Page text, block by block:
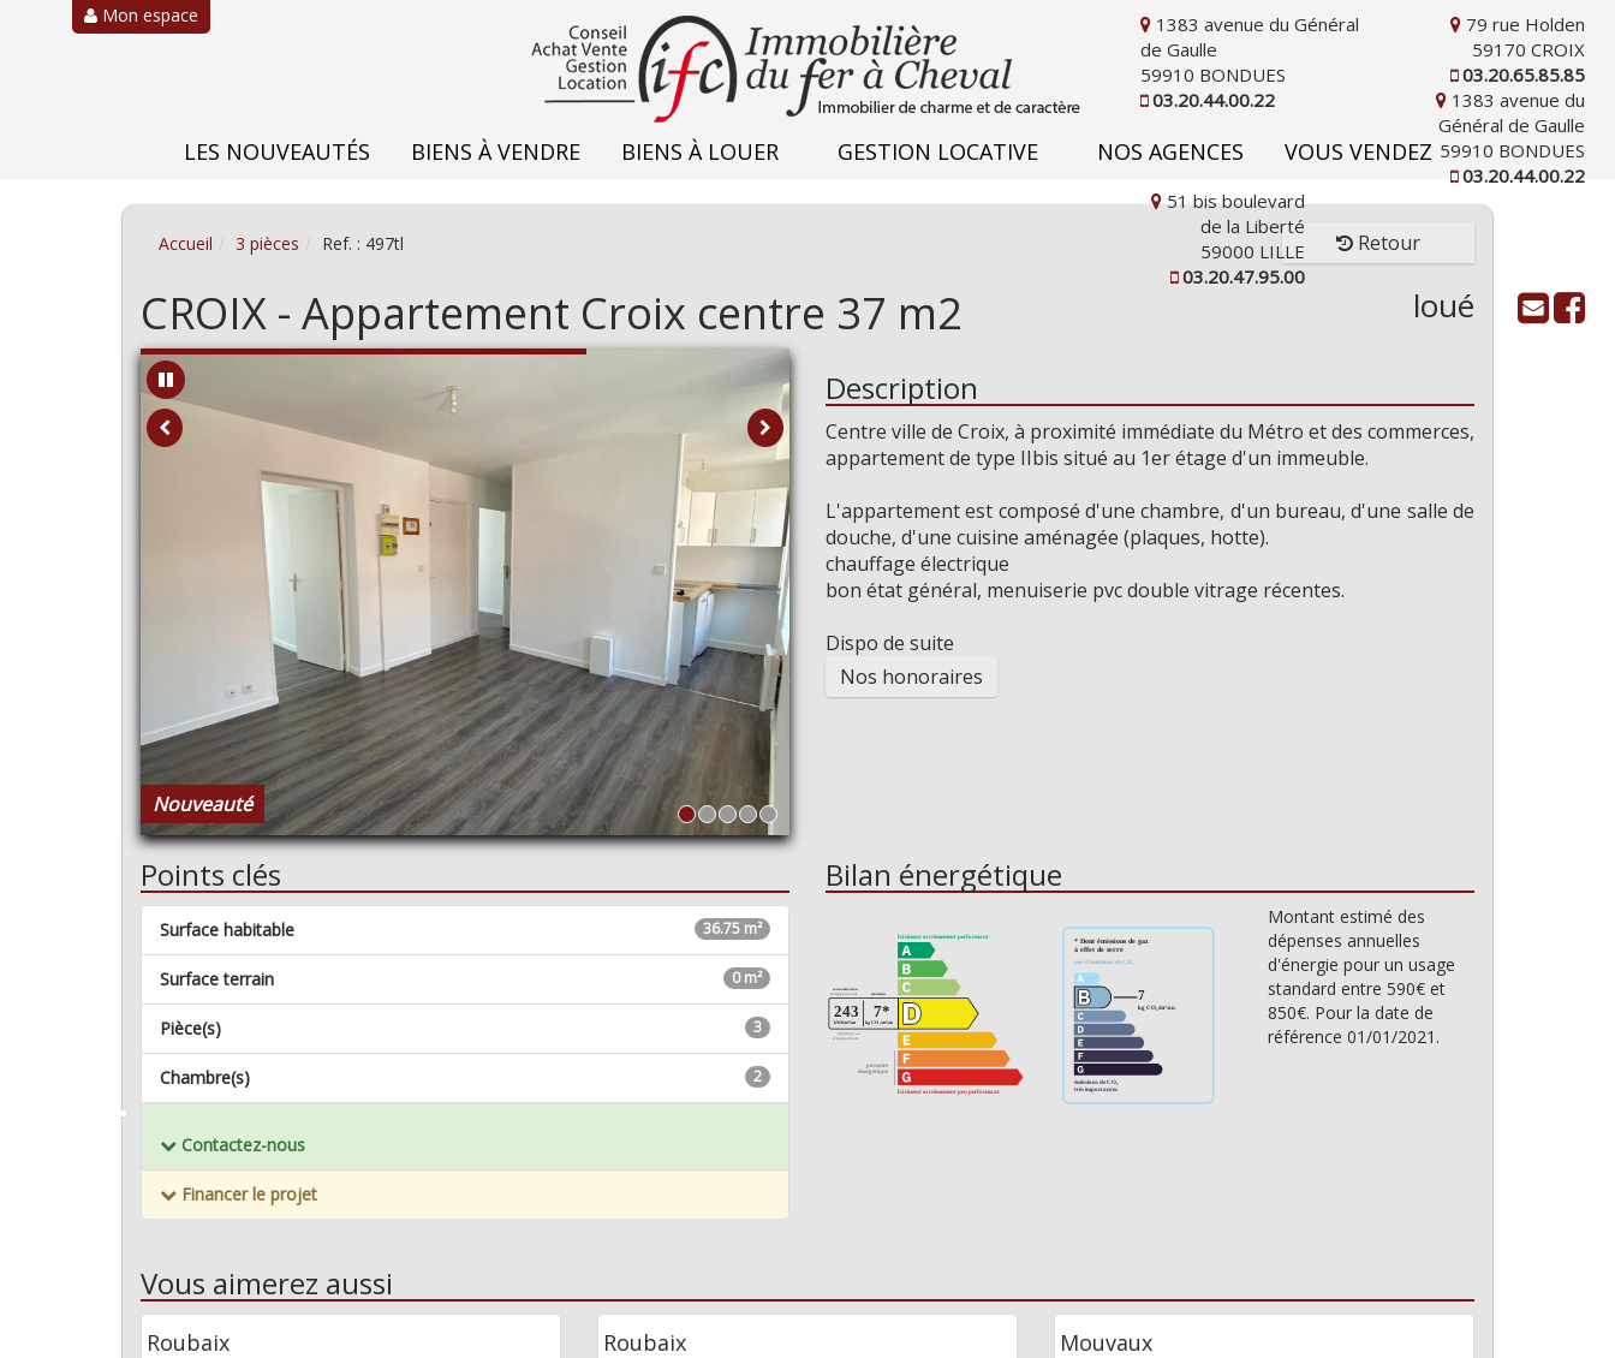
Mon espace
LES NOUVEAUTÉS BIENS À VENDRE BIENS À LOUER GESTION LOCATIVE NOS AGENCES VOUS VENDEZ
1383 avenue du Général
de Gaulle
59910 BONDUES
03.20.44.00.22
79 rue Holden
59170 CROIX
03.20.65.85.85
1383 avenue du
Général de Gaulle
59910 BONDUES
03.20.44.00.22
51 bis boulevard
de la Liberté
59000 LILLE
03.20.47.95.00
Accueil 3 pièces Ref. : 497tl Retour
CROIX - Appartement Croix centre 37 m2 loué
Nouveauté
Description
Centre ville de Croix, à proximité immédiate du Métro et des commerces,
appartement de type IIbis situé au 1er étage d'un immeuble.
L'appartement est composé d'une chambre, d'un bureau, d'une salle de
douche, d'une cuisine aménagée (plaques, hotte).
chauffage électrique
bon état général, menuiserie pvc double vitrage récentes.
Dispo de suite
Nos honoraires
Points clés
36.75 m²
Surface habitable
0 m²
Surface terrain
3
Pièce(s)
2
Chambre(s)
Contactez-nous
Financer le projet
Bilan énergétique
Montant estimé des
dépenses annuelles
d'énergie pour un usage
standard entre 590€ et
850€. Pour la date de
référence 01/01/2021.
Vous aimerez aussi
Roubaix Roubaix Mouvaux